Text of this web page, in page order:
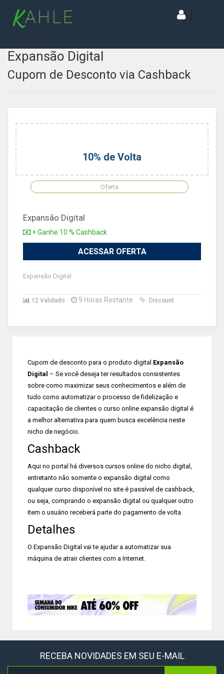
Expansão Digital
Cupom de Desconto via Cashback
10% de Volta
Oferta
Expansão Digital
+ Ganhe 10 % Cashback
ACESSAR OFERTA
Expansão Digital
12 Validado 9 Horas Restante Discount
Cupom de desconto para o produto digital Expansão
Digital – Se você deseja ter resultados consistentes
sobre como maximizar seus conhecimentos e além de
tudo como automatizar o processo de fidelização e
capacitação de clientes o curso online expansão digital é
a melhor alternativa para quem busca excelência neste
nicho de negócio.
Cashback
Aqui no portal há diversos cursos online do nicho digital,
entretanto não somente o expansão digital como
qualquer curso disponível no site é passível de cashback,
ou seja, comprando o expansão digital ou qualquer outro
item o usuário receberá parte do pagamento de volta.
Detalhes
O Expansão Digital vai te ajudar a automatizar sua
máquina de atrair clientes com a Internet.
RECEBA NOVIDADES EM SEU E-MAIL